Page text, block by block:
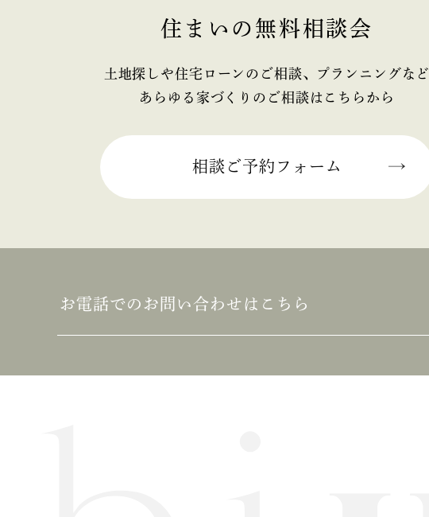
2025年07月 (2)
2025年05月 (2)
2025年04月 (2)
2025年01月 (1)
住まいの無料相談会
土地探しや住宅ローンのご相談、プランニングなど
あらゆる家づくりのご相談はこちらから
相談ご予約フォーム
お電話でのお問い合わせはこちら